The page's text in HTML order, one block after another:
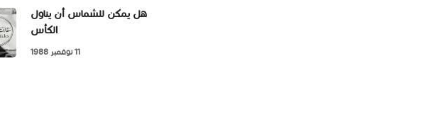
هل يمكن للشماس أن يناول
الكأس
11 نوفمبر 1988